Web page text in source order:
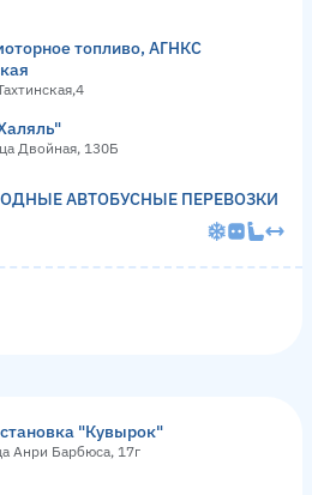
топливо, АГНКС
Двойная, 130Б
АВТОБУСНЫЕ ПЕРЕВОЗКИ
"Кувырок"
Анри Барбюса, 17г